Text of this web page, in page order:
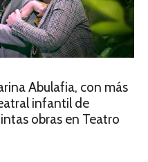
Abulafia, con más
infantil de
obras en Teatro